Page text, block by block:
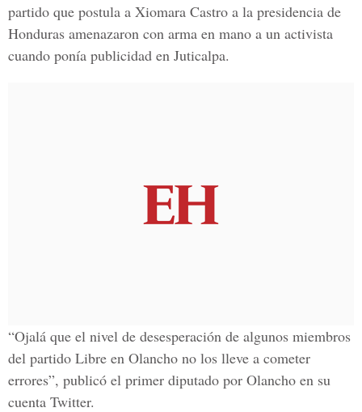
partido que postula a Xiomara Castro a la presidencia de
Honduras amenazaron con arma en mano a un activista
cuando ponía publicidad en Juticalpa.
“Ojalá que el nivel de desesperación de algunos miembros
del partido Libre en Olancho no los lleve a cometer
errores”, publicó el primer diputado por Olancho en su
cuenta Twitter.